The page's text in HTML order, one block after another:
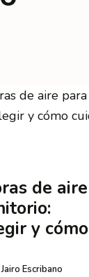
de aire
y cómo
Jairo Escribano